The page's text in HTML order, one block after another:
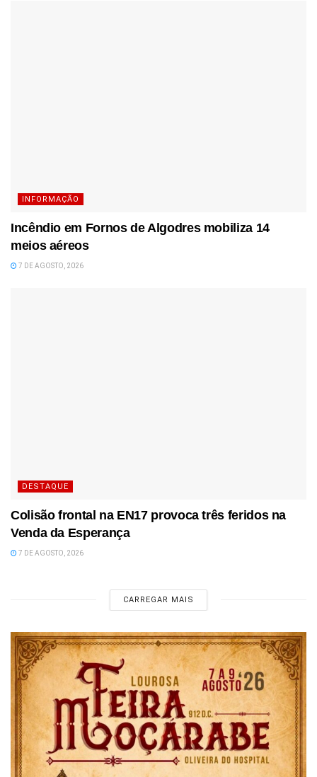
INFORMAÇÃO
Incêndio em Fornos de Algodres mobiliza 14
meios aéreos
7 DE AGOSTO, 2026
DESTAQUE
Colisão frontal na EN17 provoca três feridos na
Venda da Esperança
7 DE AGOSTO, 2026
CARREGAR MAIS